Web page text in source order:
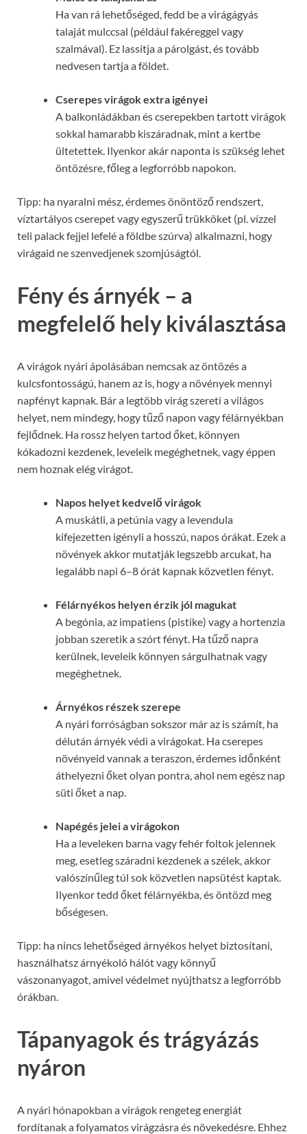
Ha van rá lehetőséged, fedd be a virágágyás
talaját mulccsal (például fakéreggel vagy
szalmával). Ez lassítja a párolgást, és tovább
nedvesen tartja a földet.
Cserepes virágok extra igényei
A balkonládákban és cserepekben tartott virágok
sokkal hamarabb kiszáradnak, mint a kertbe
ültetettek. Ilyenkor akár naponta is szükség lehet
öntözésre, főleg a legforróbb napokon.
Tipp: ha nyaralni mész, érdemes önöntöző rendszert,
víztartályos cserepet vagy egyszerű trükköket (pl. vízzel
teli palack fejjel lefelé a földbe szúrva) alkalmazni, hogy
virágaid ne szenvedjenek szomjúságtól.
Fény és árnyék – a
megfelelő hely kiválasztása
A virágok nyári ápolásában nemcsak az öntözés a
kulcsfontosságú, hanem az is, hogy a növények mennyi
napfényt kapnak. Bár a legtöbb virág szereti a világos
helyet, nem mindegy, hogy tűző napon vagy félárnyékban
fejlődnek. Ha rossz helyen tartod őket, könnyen
kókadozni kezdenek, leveleik megéghetnek, vagy éppen
nem hoznak elég virágot.
Napos helyet kedvelő virágok
A muskátli, a petúnia vagy a levendula
kifejezetten igényli a hosszú, napos órákat. Ezek a
növények akkor mutatják legszebb arcukat, ha
legalább napi 6–8 órát kapnak közvetlen fényt.
Félárnyékos helyen érzik jól magukat
A begónia, az impatiens (pistike) vagy a hortenzia
jobban szeretik a szórt fényt. Ha tűző napra
kerülnek, leveleik könnyen sárgulhatnak vagy
megéghetnek.
Árnyékos részek szerepe
A nyári forróságban sokszor már az is számít, ha
délután árnyék védi a virágokat. Ha cserepes
növényeid vannak a teraszon, érdemes időnként
áthelyezni őket olyan pontra, ahol nem egész nap
süti őket a nap.
Napégés jelei a virágokon
Ha a leveleken barna vagy fehér foltok jelennek
meg, esetleg száradni kezdenek a szélek, akkor
valószínűleg túl sok közvetlen napsütést kaptak.
Ilyenkor tedd őket félárnyékba, és öntözd meg
bőségesen.
Tipp: ha nincs lehetőséged árnyékos helyet biztosítani,
használhatsz árnyékoló hálót vagy könnyű
vászonanyagot, amivel védelmet nyújthatsz a legforróbb
órákban.
Tápanyagok és trágyázás
nyáron
A nyári hónapokban a virágok rengeteg energiát
fordítanak a folyamatos virágzásra és növekedésre. Ehhez